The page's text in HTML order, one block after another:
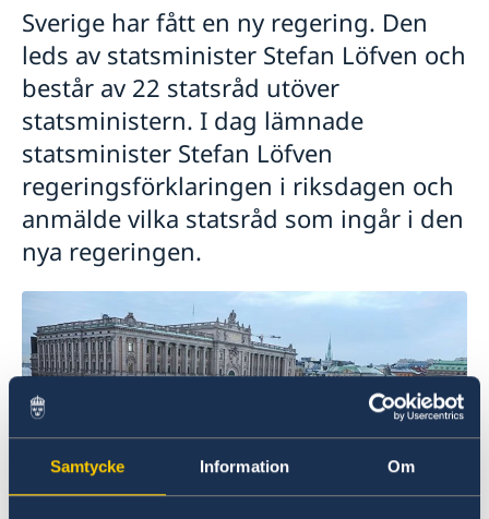
Samtycke Information Om
Dataskyddspolicy (GDPR)
Så kan du få stöd
Svenska företag i Tjeckien
Anmäl handelshinder
Nyheter
Adventsgudstjänst på svenska
Filmvisning under bar himmel: Hammarskjöld
Praktikant sökes!
Nya statsråd på Utrikesdepartementet
Regeringens prioriteringar i utrikes- och
säkerhetspolitiken med anledning av Sveriges
medlemskap i Nato
Regeringens prioriteringar i utrikesdeklarationen
2024
Luciakonsert i Strahovklostret
Praktikant till Sveriges ambassad i Prag
höstterminen 2024
Filmvisning under bar himmel: Erotikon
Praktikant till Sveriges ambassad i Prag
höstterminen 2023
Handbok mot människohandel
Sveriges samlade stöd till de jordbävningsdrabbade
Sveriges stöd till de jordbävningsdrabbade i Turkiet
Nyhetsbrev - Svenskar i världen
Sverige har fått en ny regering. Den
leds av statsminister Stefan Löfven och
består av 22 statsråd utöver
statsministern. I dag lämnade
statsminister Stefan Löfven
regeringsförklaringen i riksdagen och
anmälde vilka statsråd som ingår i den
nya regeringen.